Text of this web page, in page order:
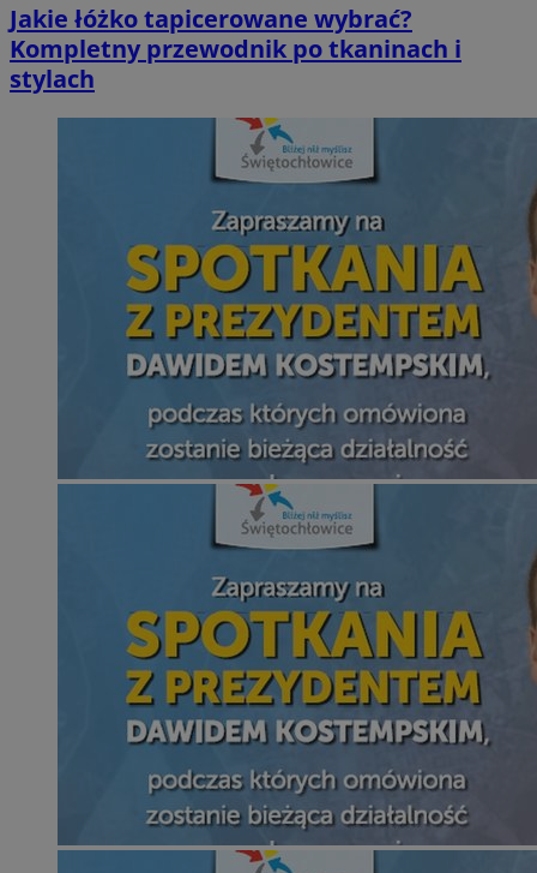
Jakie łóżko tapicerowane wybrać?
Kompletny przewodnik po tkaninach i
stylach